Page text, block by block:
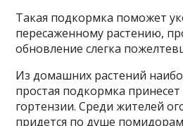
Такая подкормка поможет
пересаженному растению,
обновление слегка
Из домашних растений
простая подкормка
гортензии. Среди жителей
придется по душе